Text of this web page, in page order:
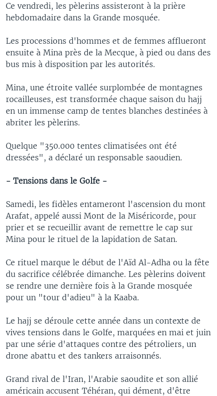
Ce vendredi, les pèlerins assisteront à la prière
hebdomadaire dans la Grande mosquée.
Les processions d'hommes et de femmes afflueront
ensuite à Mina près de la Mecque, à pied ou dans des
bus mis à disposition par les autorités.
Mina, une étroite vallée surplombée de montagnes
rocailleuses, est transformée chaque saison du hajj
en un immense camp de tentes blanches destinées à
abriter les pèlerins.
Quelque "350.000 tentes climatisées ont été
dressées", a déclaré un responsable saoudien.
- Tensions dans le Golfe -
Samedi, les fidèles entameront l'ascension du mont
Arafat, appelé aussi Mont de la Miséricorde, pour
prier et se recueillir avant de remettre le cap sur
Mina pour le rituel de la lapidation de Satan.
Ce rituel marque le début de l'Aïd Al-Adha ou la fête
du sacrifice célébrée dimanche. Les pèlerins doivent
se rendre une dernière fois à la Grande mosquée
pour un "tour d'adieu" à la Kaaba.
Le hajj se déroule cette année dans un contexte de
vives tensions dans le Golfe, marquées en mai et juin
par une série d'attaques contre des pétroliers, un
drone abattu et des tankers arraisonnés.
Grand rival de l'Iran, l'Arabie saoudite et son allié
américain accusent Téhéran, qui dément, d'être